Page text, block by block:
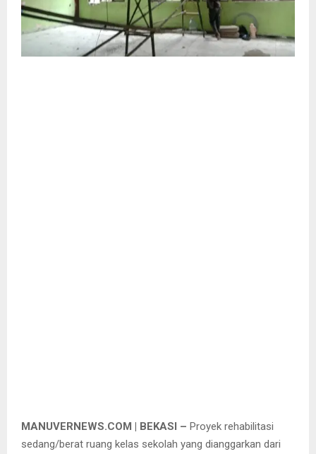
MANUVERNEWS.COM | BEKASI – Proyek rehabilitasi
sedang/berat ruang kelas sekolah yang dianggarkan dari